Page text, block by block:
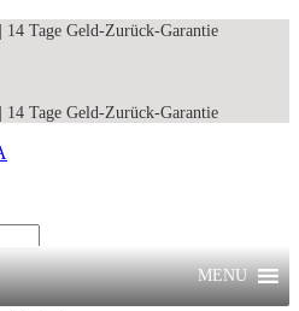
14 Tage Geld-Zurück-Garantie
14 Tage Geld-Zurück-Garantie
MENU